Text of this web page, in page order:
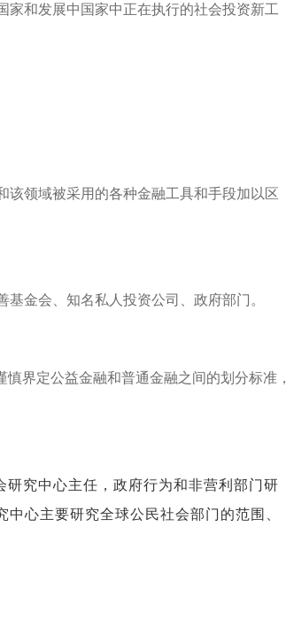
和发展中国家中正在执行的社会投资新工
该领域被采用的各种金融工具和手段加以区
金会、知名私人投资公司、政府部门。
界定公益金融和普通金融之间的划分标准，
究中心主任，政府行为和非营利部门研
心主要研究全球公民社会部门的范围、